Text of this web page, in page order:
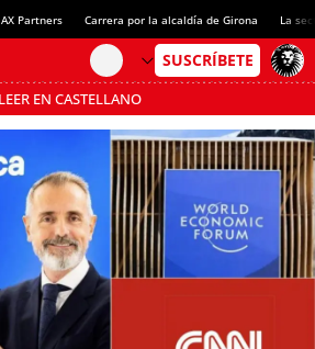
Partners Carrera por la alcaldía de Girona La
LEER EN CASTELLANO
al MODO AHORRO